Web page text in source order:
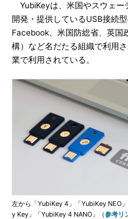
YubiKeyは、米国やスウェー
開発・提供しているUSB接続
Facebook、米国防総省、英国
構）など名だたる組織で利用
業で利用されている。
左から「YubiKey 4」「YubiKey NEO
y Key」「YubiKey 4 NANO」（参考リ